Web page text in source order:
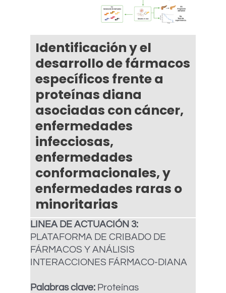
Identificación y el
desarrollo de fármacos
específicos frente a
proteínas diana
asociadas con cáncer,
enfermedades
infecciosas,
enfermedades
conformacionales, y
enfermedades raras o
minoritarias
LINEA DE ACTUACIÓN 3:
PLATAFORMA DE CRIBADO DE
FÁRMACOS Y ANÁLISIS
INTERACCIONES FÁRMACO-DIANA
Palabras clave: Proteínas